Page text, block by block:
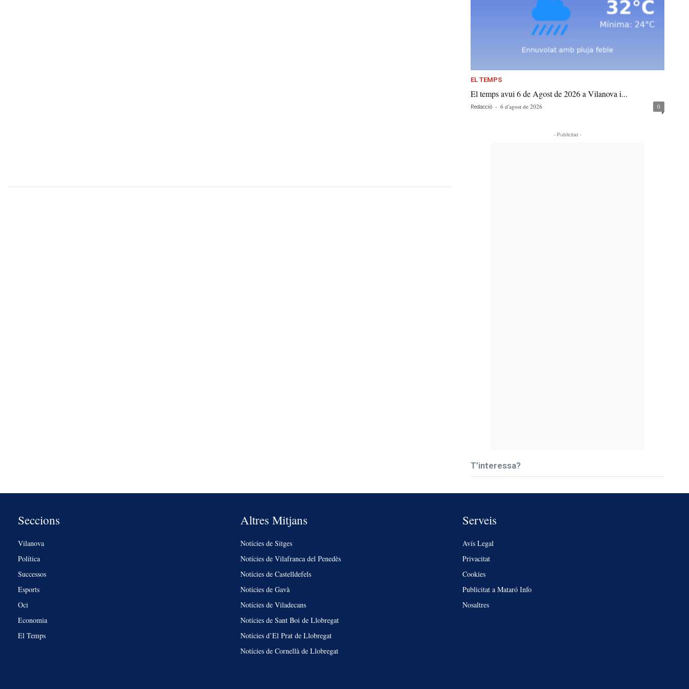
EL TEMPS
El temps avui 6 de Agost de 2026 a Vilanova i...
Redacció - 6 d'agost de 2026 0
- Publicitat -
T’interessa?
Seccions
Vilanova
Política
Successos
Esports
Oci
Economia
El Temps
Altres Mitjans
Notícies de Sitges
Notícies de Vilafranca del Penedès
Notícies de Castelldefels
Notícies de Gavà
Notícies de Viladecans
Notícies de Sant Boi de Llobregat
Notícies d’El Prat de Llobregat
Notícies de Cornellà de Llobregat
Serveis
Avís Legal
Privacitat
Cookies
Publicitat a Mataró Info
Nosaltres